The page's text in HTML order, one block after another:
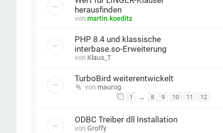
herausfinden
von martin.koeditz
PHP 8.4 und klassische
interbase.so-Erweiterung
von Klaus_T
TurboBird weiterentwickelt
von maurog
1 … 8 9 10 11 12
ODBC Treiber dll Installation
von Groffy